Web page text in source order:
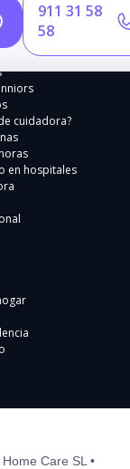
911 31 58
58
cuidadora?
en hospitales
Care SL •